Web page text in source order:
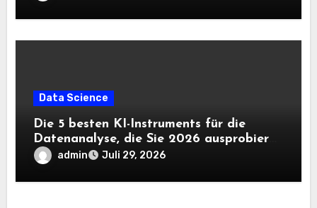
Data Science
Die 5 besten KI-Instruments für die
Datenanalyse, die Sie 2026 ausprobieren
solltenadmin Juli 29, 2026